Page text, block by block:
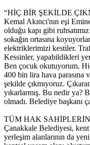
“HİÇ BİR ŞEKİLDE
Kemal Akıncı'nın eşi
olduğu kapı gibi
sokağın ortasına
elektriklerimizi kestiler.
Kessinler, yapabildikleri
Ben çocuk okutuyorum.
400 bin lira hava parasına
şekilde çıkmıyoruz.
yıkarlarmış. Bu nedir ya?
olmadı. Belediye başkanı
TÜM HAK
Çanakkale Belediyesi,
yerleşim alanlarının da